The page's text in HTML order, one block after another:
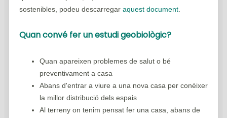
sostenibles, podeu descarregar aquest document
quan convé fer un estudi geobiològic?
Quan apareixen problemes de salut o bé
preventivament a casa
Abans d'entrar a viure a una nova casa per conèixer
la millor distribució dels espais
Al terreny on tenim pensat fer una casa, abans de